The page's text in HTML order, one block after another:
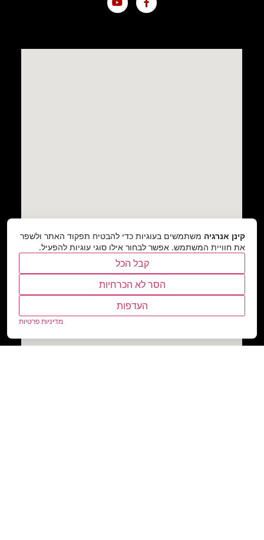
קינן אנרגיה משתמשים בעוגיות כדי להבטיח תפקוד האתר ולשפר
את חוויית המשתמש. אפשר לבחור אילו סוגי עוגיות להפעיל.
קבל הכל
הסר לא הכרחיות
העדפות
מדיניות פרטיות